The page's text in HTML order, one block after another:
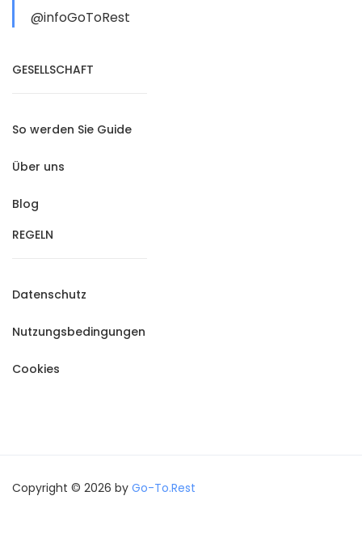
@infoGoToRest
GESELLSCHAFT
So werden Sie Guide
Über uns
Blog
REGELN
Datenschutz
Nutzungsbedingungen
Cookies
Copyright © 2026 by Go-To.Rest